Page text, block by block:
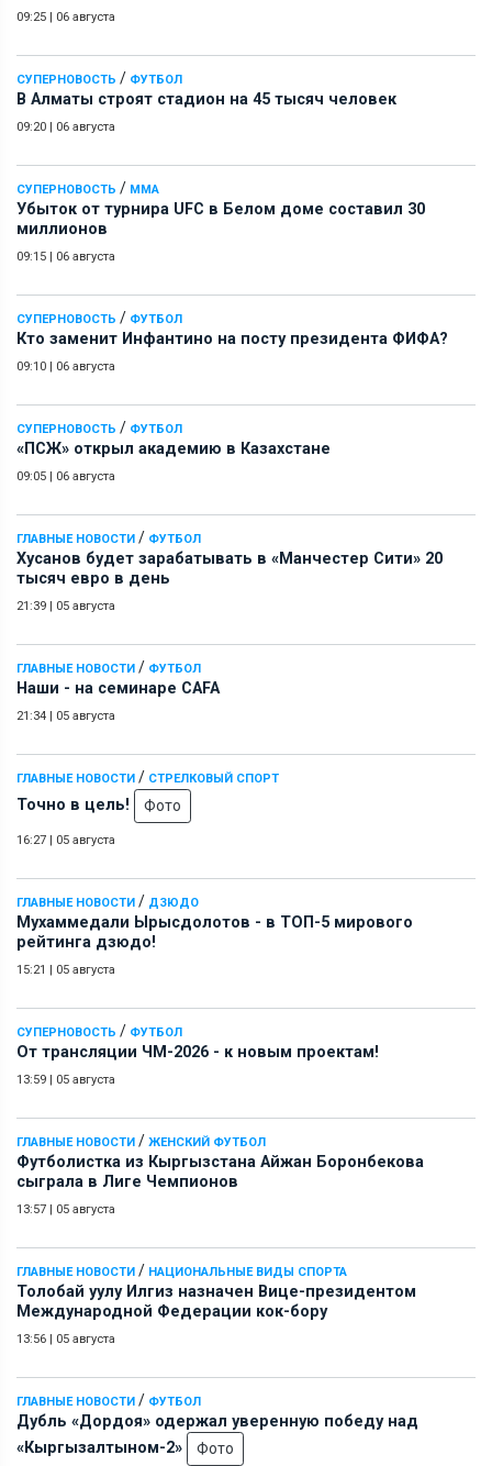
09:25 | 06 августа
СУПЕРНОВОСТЬ / ФУТБОЛ
В Алматы строят стадион на 45 тысяч человек
09:20 | 06 августа
СУПЕРНОВОСТЬ / ММА
Убыток от турнира UFC в Белом доме составил 30
миллионов
09:15 | 06 августа
СУПЕРНОВОСТЬ / ФУТБОЛ
Кто заменит Инфантино на посту президента ФИФА?
09:10 | 06 августа
СУПЕРНОВОСТЬ / ФУТБОЛ
«ПСЖ» открыл академию в Казахстане
09:05 | 06 августа
ГЛАВНЫЕ НОВОСТИ / ФУТБОЛ
Хусанов будет зарабатывать в «Манчестер Сити» 20
тысяч евро в день
21:39 | 05 августа
ГЛАВНЫЕ НОВОСТИ / ФУТБОЛ
Наши - на семинаре СAFA
21:34 | 05 августа
ГЛАВНЫЕ НОВОСТИ / СТРЕЛКОВЫЙ СПОРТ
Точно в цель! Фото
16:27 | 05 августа
ГЛАВНЫЕ НОВОСТИ / ДЗЮДО
Мухаммедали Ырысдолотов - в ТОП-5 мирового
рейтинга дзюдо!
15:21 | 05 августа
СУПЕРНОВОСТЬ / ФУТБОЛ
От трансляции ЧМ-2026 - к новым проектам!
13:59 | 05 августа
ГЛАВНЫЕ НОВОСТИ / ЖЕНСКИЙ ФУТБОЛ
Футболистка из Кыргызстана Айжан Боронбекова
сыграла в Лиге Чемпионов
13:57 | 05 августа
ГЛАВНЫЕ НОВОСТИ / НАЦИОНАЛЬНЫЕ ВИДЫ СПОРТА
Толобай уулу Илгиз назначен Вице-президентом
Международной Федерации кок-бору
13:56 | 05 августа
ГЛАВНЫЕ НОВОСТИ / ФУТБОЛ
Дубль «Дордоя» одержал уверенную победу над
«Кыргызалтыном-2»
Фото